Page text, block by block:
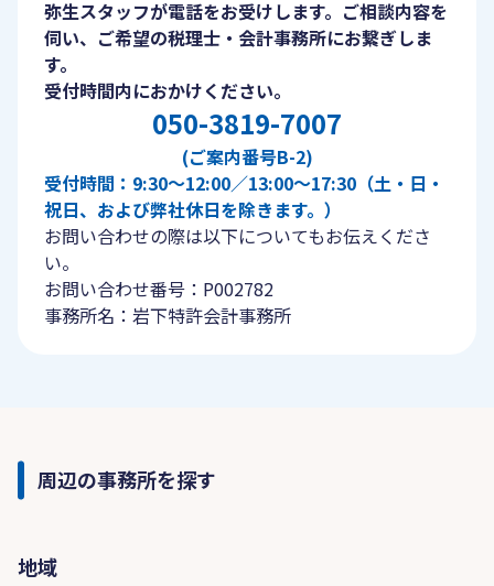
弥生スタッフが電話をお受けします。ご相談内容を
伺い、ご希望の税理士・会計事務所にお繋ぎしま
す。
受付時間内におかけください。
050-3819-7007
(ご案内番号B-2)
受付時間：9:30〜12:00／13:00〜17:30（土・日・
祝日、および弊社休日を除きます。）
お問い合わせの際は以下についてもお伝えくださ
い。
お問い合わせ番号：P002782
事務所名：岩下特許会計事務所
周辺の事務所を探す
地域